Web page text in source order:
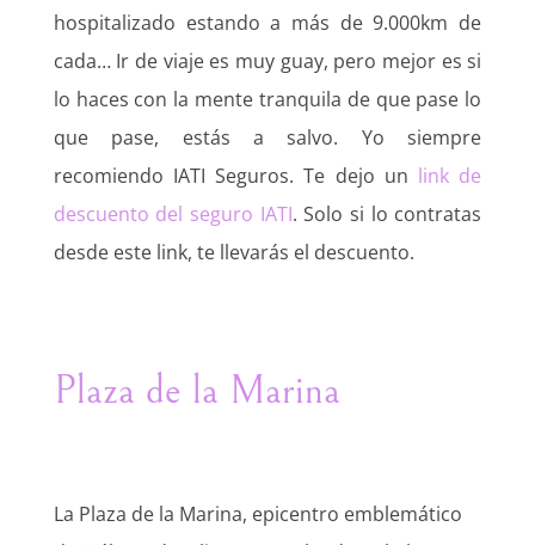
hospitalizado estando a más de 9.000km de
cada… Ir de viaje es muy guay, pero mejor es si
lo haces con la mente tranquila de que pase lo
que pase, estás a salvo. Yo siempre
recomiendo IATI Seguros. Te dejo un link de
descuento del seguro IATI. Solo si lo contratas
desde este link, te llevarás el descuento.
Plaza de la Marina
La Plaza de la Marina, epicentro emblemático